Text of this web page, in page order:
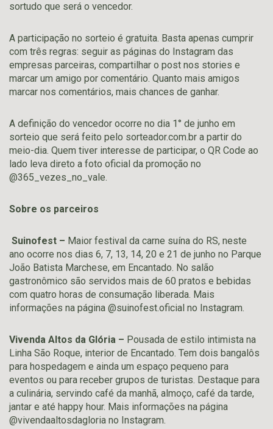
sortudo que será o vencedor.
A participação no sorteio é gratuita. Basta apenas cumprir
com três regras: seguir as páginas do Instagram das
empresas parceiras, compartilhar o post nos stories e
marcar um amigo por comentário. Quanto mais amigos
marcar nos comentários, mais chances de ganhar.
A definição do vencedor ocorre no dia 1° de junho em
sorteio que será feito pelo sorteador.com.br a partir do
meio-dia. Quem tiver interesse de participar, o QR Code ao
lado leva direto a foto oficial da promoção no
@365_vezes_no_vale.
Sobre os parceiros
Suinofest – Maior festival da carne suína do RS, neste
ano ocorre nos dias 6, 7, 13, 14, 20 e 21 de junho no Parque
João Batista Marchese, em Encantado. No salão
gastronômico são servidos mais de 60 pratos e bebidas
com quatro horas de consumação liberada. Mais
informações na página @suinofest.oficial no Instagram.
Vivenda Altos da Glória – Pousada de estilo intimista na
Linha São Roque, interior de Encantado. Tem dois bangalôs
para hospedagem e ainda um espaço pequeno para
eventos ou para receber grupos de turistas. Destaque para
a culinária, servindo café da manhã, almoço, café da tarde,
jantar e até happy hour. Mais informações na página
@vivendaaltosdagloria no Instagram.